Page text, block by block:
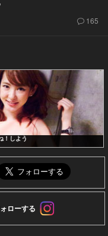
165
！しよう
ローする